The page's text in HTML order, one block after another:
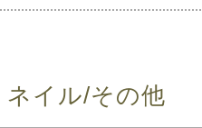
ネイル/その他